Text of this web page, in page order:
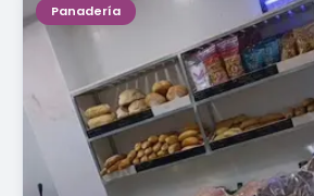
Panadería